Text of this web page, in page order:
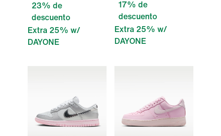
23% de
descuento
Extra 25% w/
DAYONE
17% de
descuento
Extra 25% w/
DAYONE